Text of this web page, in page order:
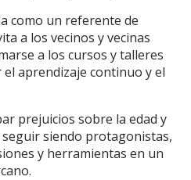
como un referente de
a los vecinos y vecinas
a los cursos y talleres
aprendizaje continuo y el
prejuicios sobre la edad y
siendo protagonistas,
y herramientas en un